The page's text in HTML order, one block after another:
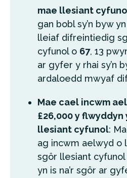
mae llesiant
gan bobl sy’n byw
lleiaf difreintiedig
cyfunol o 67, 13
ar gyfer y rhai sy’n
ardaloedd mwyaf
Mae cael incwm
£26,000 y flwyddyn
llesiant cyfunol:
ag incwm aelwyd o
sgôr llesiant cyfunol
yn is na’r sgôr ar